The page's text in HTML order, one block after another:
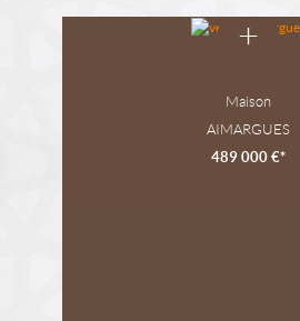
+
Maison
AIMARGUES
489 000 €*